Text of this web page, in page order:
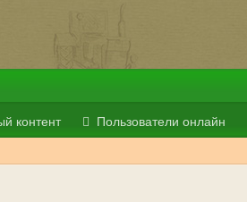
контент Пользователи онлайн